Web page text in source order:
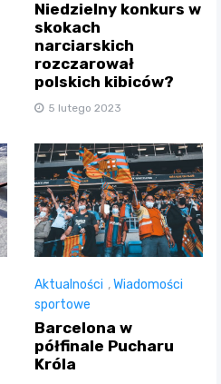
Niedzielny konkurs w
skokach
narciarskich
rozczarował
polskich kibiców?
5 lutego 2023
Aktualności ,Wiadomości
sportowe
Barcelona w
półfinale Pucharu
Króla